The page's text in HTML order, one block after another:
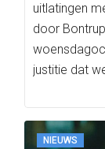
uitlatingen
door
justitie dat
NIEUWS